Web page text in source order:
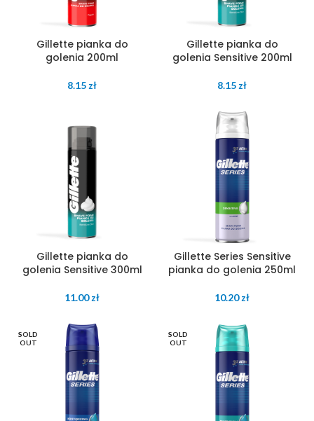
Gillette pianka do
golenia 200ml
8.15 zł
Gillette pianka do
golenia Sensitive 200ml
8.15 zł
Gillette pianka do
golenia Sensitive 300ml
11.00zł
Gillette Series Sensitive
pianka do golenia 250ml
10.20zł
SOLD
OUT
SOLD
OUT